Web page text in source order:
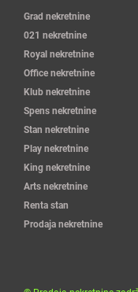
Grad nekretnine
021 nekretnine
Royal nekretnine
Office nekretnine
Klub nekretnine
Spens nekretnine
Stan nekretnine
Play nekretnine
King nekretnine
Arts nekretnine
Renta stan
Prodaja nekretnine